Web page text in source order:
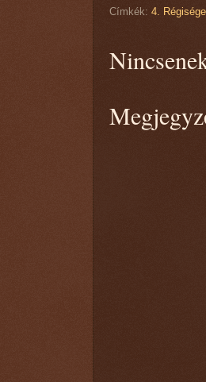
Címkék: 4.